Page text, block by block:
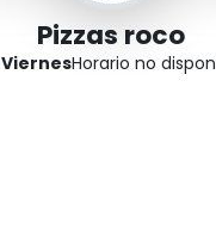
Pizzas roco
ViernesHorario no